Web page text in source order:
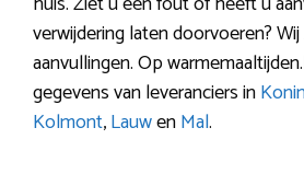
verwijdering laten doorvoeren?
aanvullingen. Op
gegevens van leveranciers in
Kolmont,LauwenMal.